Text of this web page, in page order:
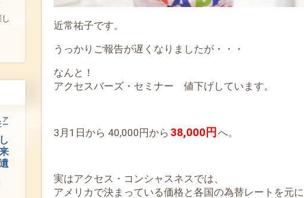
近常祐子です。
うっかりご報告が遅くなりましたが・・・
なんと！
アクセスバーズ・セミナー 値下げしています。
3月1日から 40,000円から 38,000円 へ。
実はアクセス・コンシャスネスでは、
アメリカで決まっている価格と各国の為替レートを元に